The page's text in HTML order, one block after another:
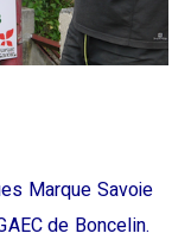
Marque Savoie
de Boncelin.